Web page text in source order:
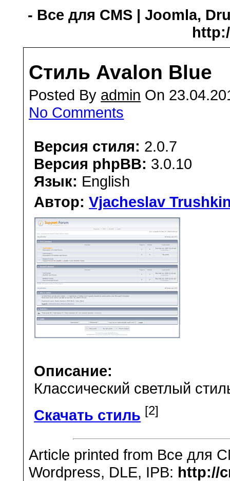
- Все для CMS | Joomla,
Стиль Avalon Blue
Posted By admin On
No Comments
Версия стиля: 2.0.7
Версия phpBB: 3.0.10
Язык: English
Автор: Vjacheslav
Описание:
Классический светлый
Скачать стиль [2]
Article printed from Все для
Wordpress, DLE, IPB: http://